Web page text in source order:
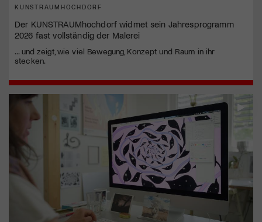
KUNSTRAUMHOCHDORF
Der KUNSTRAUMhochdorf widmet sein Jahresprogramm
2026 fast vollständig der Malerei
... und zeigt, wie viel Bewegung, Konzept und Raum in ihr
stecken.